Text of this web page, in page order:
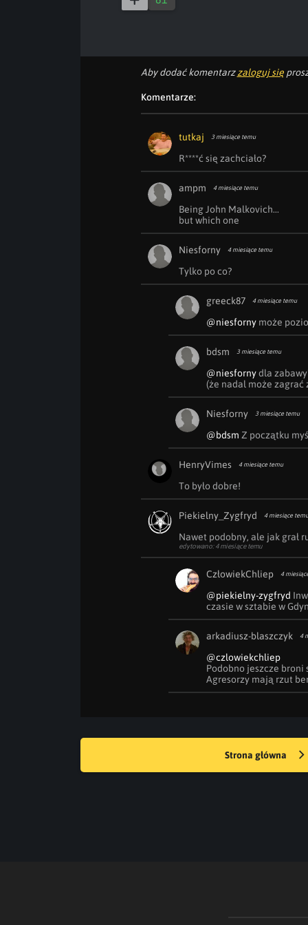
Aby dodać komentarzzaloguj się
Komentarze:
tutkaj 3 miesiące temu
R****ć się zachciało?
ampm 4 miesiące temu
Being John Malkovich...
but which one
Niesforny 4 miesiące temu
Tylko po co?
greeck87 4 miesiące temu
@niesforny może
bdsm 3 miesiące temu
@niesforny dla
(że nadal może zagrać
Niesforny 3 miesiące temu
@bdsm Z początku
HenryVimes 4 miesiące temu
To było dobre!
Piekielny_Zygfryd 4 miesiące temu
Nawet podobny, ale jak grał
edytowano: 4 miesiące temu
CzłowiekChliep 4
@piekielny-zygfryd
czasie w sztabie w
arkadiusz-blaszczyk 4
@czlowiekchliep
Podobno jeszcze broni
Agresorzy mają rzut
Strona główna